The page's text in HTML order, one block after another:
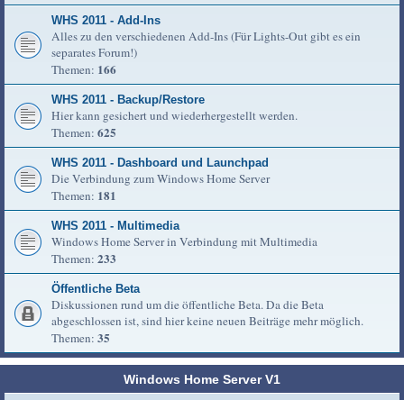
WHS 2011 - Add-Ins
Alles zu den verschiedenen Add-Ins (Für Lights-Out gibt es ein
separates Forum!)
Themen: 166
WHS 2011 - Backup/Restore
Hier kann gesichert und wiederhergestellt werden.
Themen: 625
WHS 2011 - Dashboard und Launchpad
Die Verbindung zum Windows Home Server
Themen: 181
WHS 2011 - Multimedia
Windows Home Server in Verbindung mit Multimedia
Themen: 233
Öffentliche Beta
Diskussionen rund um die öffentliche Beta. Da die Beta
abgeschlossen ist, sind hier keine neuen Beiträge mehr möglich.
Themen: 35
Windows Home Server V1